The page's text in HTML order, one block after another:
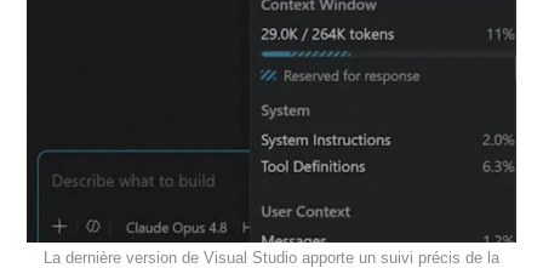
La dernière version de Visual Studio apporte un suivi précis de la